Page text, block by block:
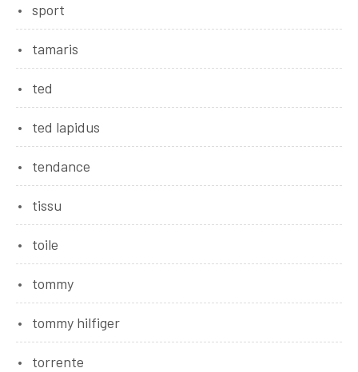
sport
tamaris
ted
ted lapidus
tendance
tissu
toile
tommy
tommy hilfiger
torrente